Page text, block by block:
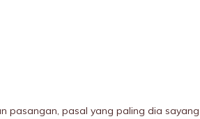
pasangan, pasal yang paling dia sayang